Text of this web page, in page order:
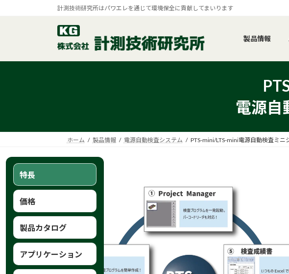
へ
ョ
計測技術研究所はパワエレを通じて環境保全に貢献してまいります
製品情報
電源自
ホーム 製品情報 電源自動検査システム PTS-mini/LTS-mini電源自動検査ミニ
特長
価格
製品カタログ
アプリケーション